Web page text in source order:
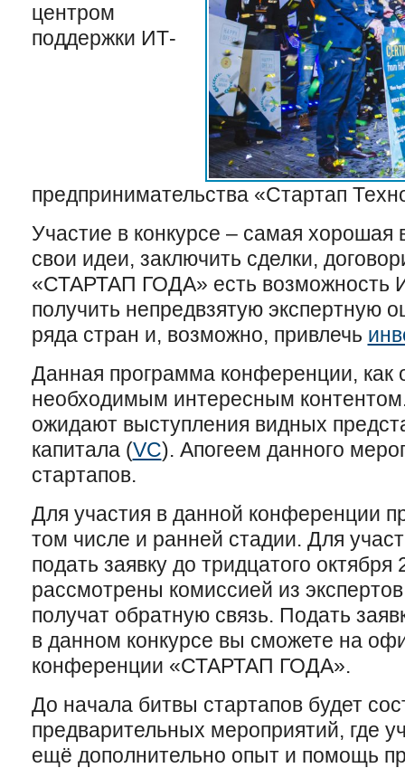
центром
поддержки ИТ-
предпринимательства «Стартап
Участие в конкурсе – самая хорошая
свои идеи, заключить сделки,
«СТАРТАП ГОДА» есть возможность
получить непредвзятую экспертную
ряда стран и, возможно, привлечь
Данная программа конференции,
необходимым интересным
ожидают выступления видных
капитала (VC). Апогеем данного
стартапов.
Для участия в данной конференции
том числе и ранней стадии. Для
подать заявку до тридцатого октября
рассмотрены комиссией из
получат обратную связь. Подать
в данном конкурсе вы сможете на
конференции «СТАРТАП ГОДА».
До начала битвы стартапов будет
предварительных мероприятий, где
ещё дополнительно опыт и помощь